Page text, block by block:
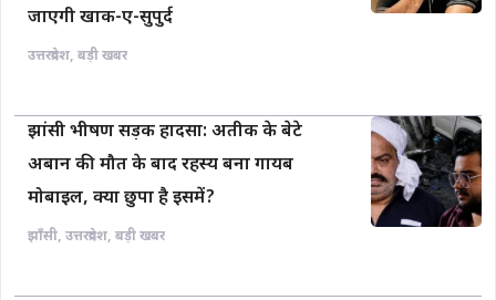
जाएगी खाक-ए-सुपुर्द
उत्तरप्रदेश, बड़ी खबर
झांसी भीषण सड़क हादसा: अतीक के बेटे
अबान की मौत के बाद रहस्य बना गायब
मोबाइल, क्या छुपा है इसमें?
झाँसी, उत्तरप्रदेश, बड़ी खबर